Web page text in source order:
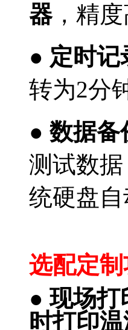
器，精度
● 定时记
转为2分
● 数据备
测试数
统硬盘
选配定制
●现场打
时打印